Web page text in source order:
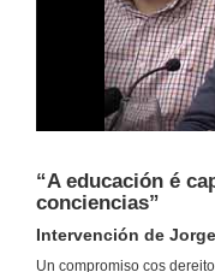
“A educación é
conciencias”
Intervención de
Un compromiso cos